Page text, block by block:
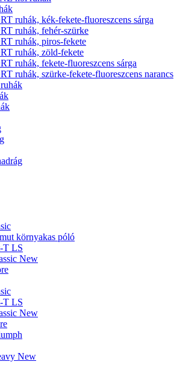
ruhák, kék-fekete-fluoreszcens sárga
ruhák, fehér-szürke
ruhák, piros-fekete
ruhák, zöld-fekete
ruhák, fekete-fluoreszcens sárga
ruhák, szürke-fekete-fluoreszcens narancs
környakas póló
T LS
New
T LS
New
New